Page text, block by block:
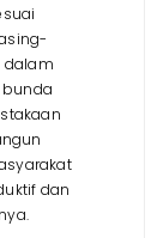
dalam
dan